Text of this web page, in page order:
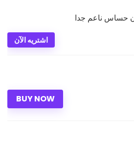
اشتريه الآن
BUY NOW